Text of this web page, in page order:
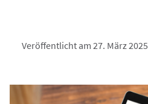
Veröffentlicht am 27. März 2025